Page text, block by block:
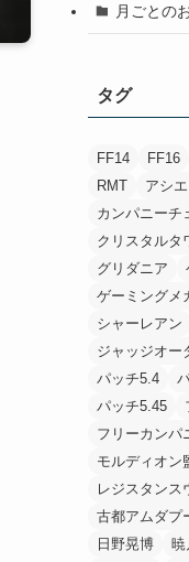
月ごとの
タグ
FF14 FF16
RMT
アシ
カンパニーチ
クリスタルタ
グリダニア
ゲーミングメ
シャーレアン
ジャッジオー
パッチ5.4
パッチ5.45
フリーカンパ
モルディオン
レジスタンス
古都アムダプ
日野晃博
暁